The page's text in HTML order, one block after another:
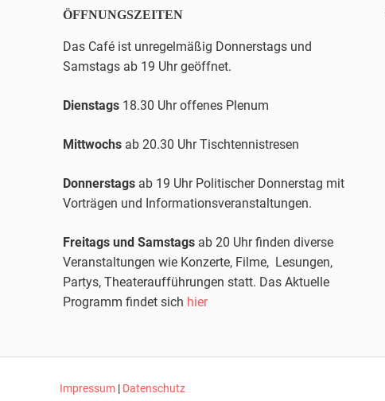
ÖFFNUNGSZEITEN
Das Café ist unregelmäßig Donnerstags und
Samstags ab 19 Uhr geöffnet.
Dienstags 18.30 Uhr offenes Plenum
Mittwochs ab 20.30 UhrTischtennistresen
Donnerstags ab 19 Uhr Politischer Donnerstag mit
Vorträgen und Informationsveranstaltungen.
Freitags und Samstags ab 20 Uhr finden diverse
Veranstaltungen wie Konzerte, Filme, Lesungen,
Partys, Theateraufführungen statt. Das Aktuelle
Programm findet sich hier
Impressum | Datenschutz